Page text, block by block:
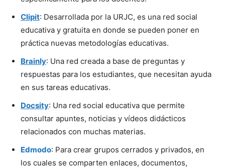
Clipit: Desarrollada por la URJC, es una red social
educativa y gratuita en donde se pueden poner en
práctica nuevas metodologías educativas.
Brainly: Una red creada a base de preguntas y
respuestas para los estudiantes, que necesitan ayuda
en sus tareas educativas.
Docsity: Una red social educativa que permite
consultar apuntes, noticias y vídeos didácticos
relacionados con muchas materias.
Edmodo: Para crear grupos cerrados y privados, en
los cuales se comparten enlaces, documentos,